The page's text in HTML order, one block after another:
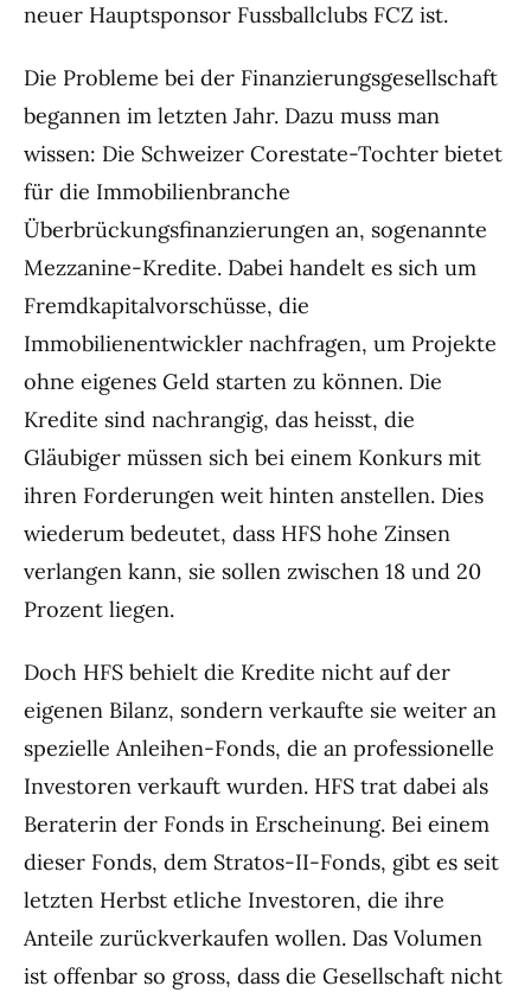
neuer Hauptsponsor Fussballclubs FCZ ist.
Die Probleme bei der Finanzierungsgesellschaft
begannen im letzten Jahr. Dazu muss man
wissen: Die Schweizer Corestate-Tochter bietet
für die Immobilienbranche
Überbrückungsfinanzierungen an, sogenannte
Mezzanine-Kredite. Dabei handelt es sich um
Fremdkapitalvorschüsse, die
Immobilienentwickler nachfragen, um Projekte
ohne eigenes Geld starten zu können. Die
Kredite sind nachrangig, das heisst, die
Gläubiger müssen sich bei einem Konkurs mit
ihren Forderungen weit hinten anstellen. Dies
wiederum bedeutet, dass HFS hohe Zinsen
verlangen kann, sie sollen zwischen 18 und 20
Prozent liegen.
Doch HFS behielt die Kredite nicht auf der
eigenen Bilanz, sondern verkaufte sie weiter an
spezielle Anleihen-Fonds, die an professionelle
Investoren verkauft wurden. HFS trat dabei als
Beraterin der Fonds in Erscheinung. Bei einem
dieser Fonds, dem Stratos-II-Fonds, gibt es seit
letzten Herbst etliche Investoren, die ihre
Anteile zurückverkaufen wollen. Das Volumen
ist offenbar so gross, dass die Gesellschaft nicht